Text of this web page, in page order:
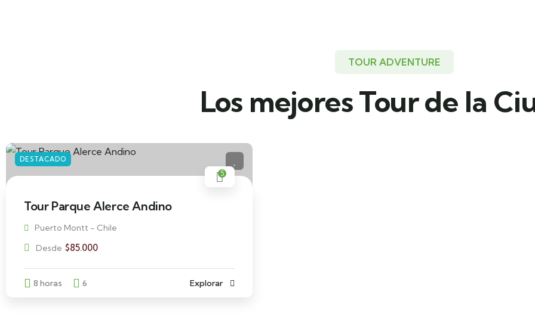
TOUR ADVENTURE
Los mejores Tour de la
DESTACADO
5
Tour Parque Alerce Andino
Puerto Montt - Chile
Desde $85.000
8 horas 6 Explorar